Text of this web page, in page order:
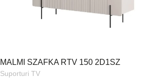
MALMI SZAFKA RTV 150 2D1SZ
Suporturi TV